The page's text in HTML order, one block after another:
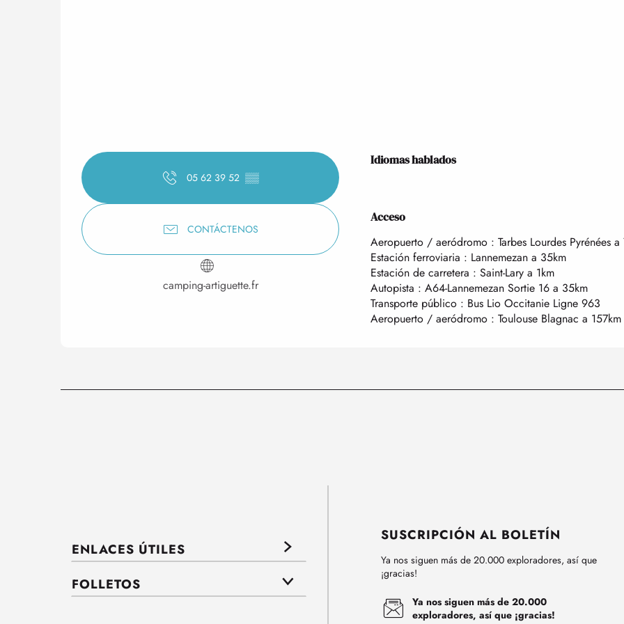
05 62 39 52 ▒▒
CONTÁCTENOS
camping-artiguette.fr
Idiomas hablados
Idiomas hablados
Acceso
Acceso
Aeropuerto / aeródromo : Tarbes Lourdes Pyrénées a
Estación ferroviaria : Lannemezan a 35km
Estación de carretera : Saint-Lary a 1km
Autopista : A64-Lannemezan Sortie 16 a 35km
Transporte público : Bus Lio Occitanie Ligne 963
Aeropuerto / aeródromo : Toulouse Blagnac a 157km
ENLACES ÚTILES
FOLLETOS
SUSCRIPCIÓN AL BOLETÍN
Ya nos siguen más de 20.000 exploradores, así que
¡gracias!
Ya nos siguen más de 20.000
exploradores, así que ¡gracias!